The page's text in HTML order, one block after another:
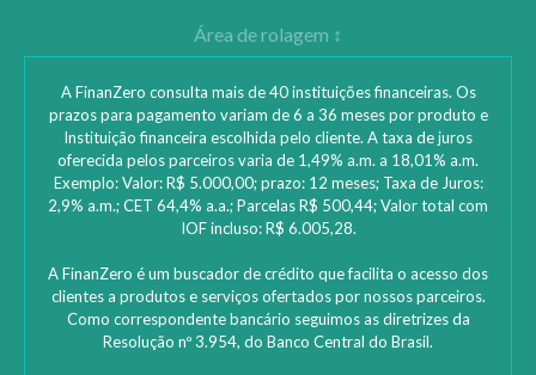
A FinanZero consulta mais de 40 instituições financeiras. Os
prazos para pagamento variam de 6 a 36 meses por produto e
Instituição financeira escolhida pelo cliente. A taxa de juros
oferecida pelos parceiros varia de 1,49% a.m. a 18,01% a.m.
Exemplo: Valor: R$ 5.000,00; prazo: 12 meses; Taxa de Juros:
2,9% a.m.; CET 64,4% a.a.; Parcelas R$ 500,44; Valor total com
IOF incluso: R$ 6.005,28.
A FinanZero é um buscador de crédito que facilita o acesso dos
clientes a produtos e serviços ofertados por nossos parceiros.
Como correspondente bancário seguimos as diretrizes da
Resolução nº 3.954, do Banco Central do Brasil.